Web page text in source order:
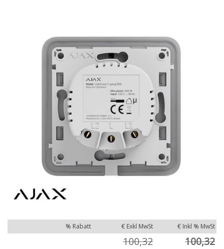
% Rabatt € Exkl MwSt € Inkl % MwSt
100,32 100,32